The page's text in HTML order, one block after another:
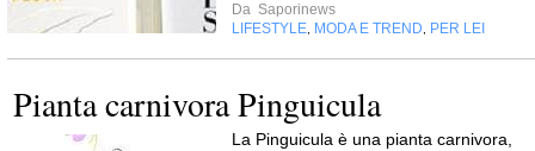
Da Saporinews
LIFESTYLE MODA E TREND PER LEI
Pianta carnivora Pinguicula
La Pinguicula è una pianta carnivora,